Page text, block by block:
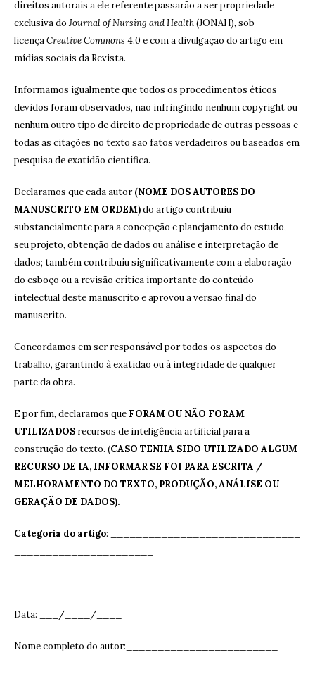
direitos autorais a ele referente passarão a ser propriedade
exclusiva do Journal of Nursing and Health(JONAH), sob
licençaCreative Commons 4.0 e com a divulgação do artigo em
mídias sociais da Revista.
Informamos igualmente que todos os procedimentos éticos
devidos foram observados, não infringindo nenhum copyright ou
nenhum outro tipo de direito de propriedade de outras pessoas e
todas as citações no texto são fatos verdadeiros ou baseados em
pesquisa de exatidão científica.
Declaramos que cada autor(NOME DOS AUTORES DO
MANUSCRITO EM ORDEM)do artigo contribuiu
substancialmente para a concepção e planejamento do estudo,
seu projeto, obtenção de dados ou análise e interpretação de
dados; também contribuiu significativamente com a elaboração
do esboço ou a revisão crítica importante do conteúdo
intelectual deste manuscrito e aprovou a versão final do
manuscrito.
Concordamos em ser responsável por todos os aspectos do
trabalho, garantindo à exatidão ou à integridade de qualquer
parte da obra.
E por fim, declaramos que FORAM OU NÃO FORAM
UTILIZADOS recursos de inteligência artificial para a
construção do texto. (CASO TENHA SIDO UTILIZADO ALGUM
RECURSO DE IA, INFORMAR SE FOI PARA ESCRITA /
MELHORAMENTO DO TEXTO, PRODUÇÃO, ANÁLISE OU
GERAÇÃO DE DADOS).
Categoria do artigo: ______________________________
Data: ___/____/____
Nome completo do autor:________________________